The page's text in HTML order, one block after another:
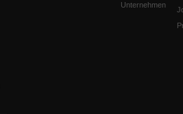
Unternehmen